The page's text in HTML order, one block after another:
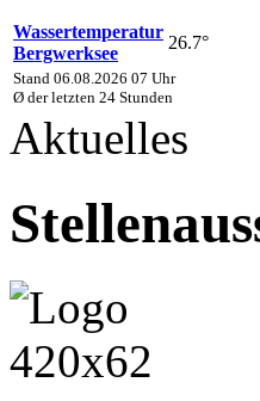
Wassertemperatur
Bergwerksee
26.7°
Stand 06.08.2026 07 Uhr
Ø der letzten 24 Stunden
Aktuelles